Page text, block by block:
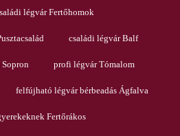
légvár Fertőhomok
családi légvár Balf
Sopron profi légvár Tómalom
felfújható légvár bérbeadás Ágfalva
Fertőrákos